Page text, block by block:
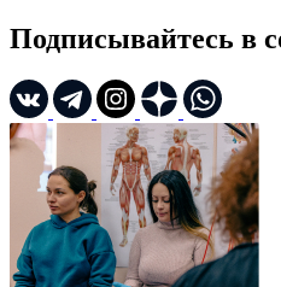
Подписывайтесь в